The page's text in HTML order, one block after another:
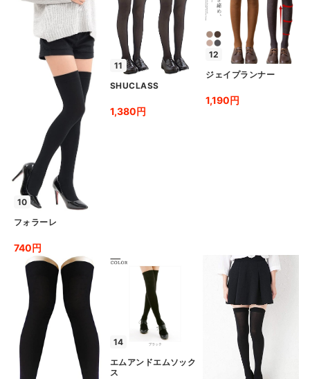
10
フォラーレ
740円
11
SHUCLASS
1,380円
12
ジェイプランナー
1,190円
14
エムアンドエムソック
ス